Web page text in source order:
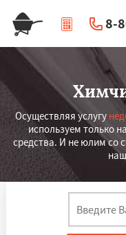
8-
|
Осуществляя услугу
используем только
средства. И не юлим со